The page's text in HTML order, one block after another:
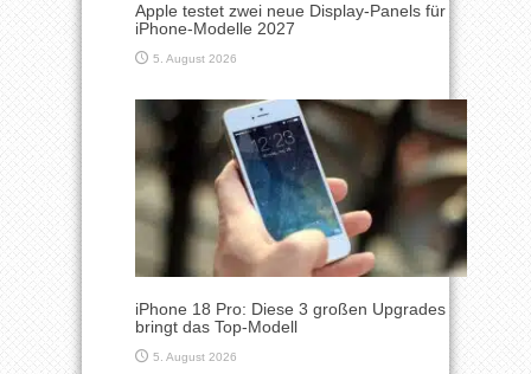
Apple testet zwei neue Display-Panels für
iPhone-Modelle 2027
5. August 2026
iPhone 18 Pro: Diese 3 großen Upgrades
bringt das Top-Modell
5. August 2026